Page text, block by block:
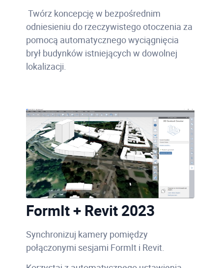
Twórz koncepcję w bezpośrednim
odniesieniu do rzeczywistego otoczenia za
pomocą automatycznego wyciągnięcia
brył budynków istniejących w dowolnej
lokalizacji.
FormIt + Revit 2023
Synchronizuj kamery pomiędzy
połączonymi sesjami FormIt i Revit.